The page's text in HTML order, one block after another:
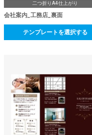
二つ折りA4仕上がり
会社案内_工務店_裏面
テンプレートを選択する